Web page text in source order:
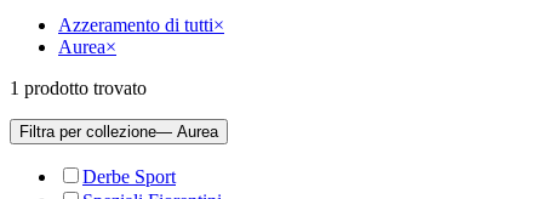
Azzeramento di tutti×
Aurea×
1 prodotto trovato
Filtra per collezione— Aurea
Derbe Sport